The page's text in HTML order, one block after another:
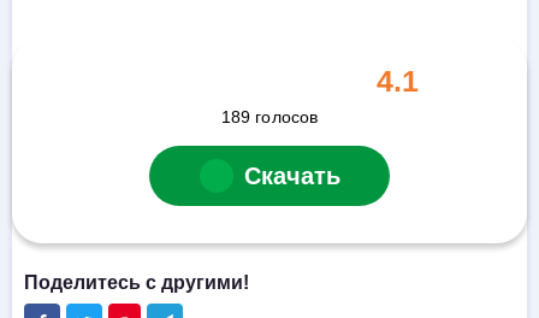
4.1
189 голосов
Скачать